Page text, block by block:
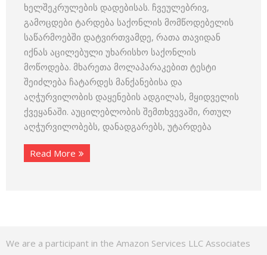
ხელშეკრულების დადებისას. ჩვეულებრივ,
გამოცდები ტარდება საქონლის მომწოდებელის
საწარმოებში დატვირთვამდე, რათა თავიდან
იქნას აცილებული უხარისხო საქონლის
მოწოდება. მხარეთა მოლაპარაკებით ტესტი
შეიძლება ჩატარდეს მანქანებისა და
აღჭურვილობის დაყენების ადგილას, მყიდველის
ქვეყანაში. აუცილებლობის შემთხვევაში, რთულ
აღჭურვილობებს, დანადგარებს, უტარდება
Read More
We are a participant in the Amazon Services LLC Associates